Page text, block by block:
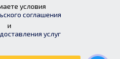
условия
соглашения
и
услуг